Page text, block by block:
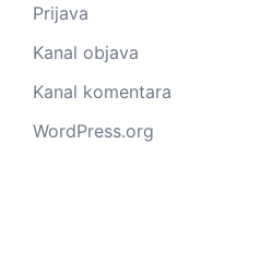
Prijava
Kanal objava
Kanal komentara
WordPress.org